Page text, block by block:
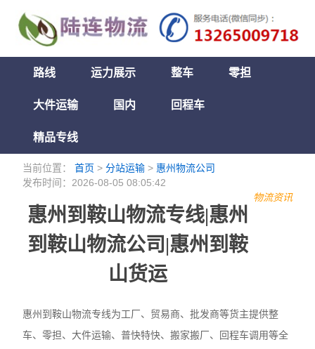
路线 运力展示 整车 零担
大件运输 国内 回程车
精品专线
当前位置：首页 >分站运输 > 惠州物流公司
发布时间：2026-08-05 08:05:42
物流资讯
惠州到鞍山物流专线|惠州
到鞍山物流公司|惠州到鞍
山货运
惠州到鞍山物流专线为工厂、贸易商、批发商等货主提供整
车、零担、大件运输、普快特快、搬家搬厂、回程车调用等全